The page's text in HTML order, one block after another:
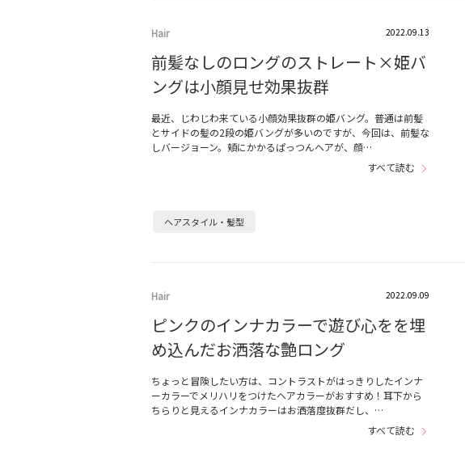
Hair 2022.09.13
前髪なしのロングのストレート×姫バ
ングは小顔見せ効果抜群
最近、じわじわ来ている小顔効果抜群の姫バング。普通は前髪
とサイドの髪の2段の姫バングが多いのですが、今回は、前髪な
しバージョーン。頬にかかるぱっつんヘアが、顔…
すべて読む
ヘアスタイル・髪型
Hair 2022.09.09
ピンクのインナカラーで遊び心をを埋
め込んだお洒落な艶ロング
ちょっと冒険したい方は、コントラストがはっきりしたインナ
ーカラーでメリハリをつけたヘアカラーがおすすめ！耳下から
ちらりと見えるインナカラーはお洒落度抜群だし、…
すべて読む